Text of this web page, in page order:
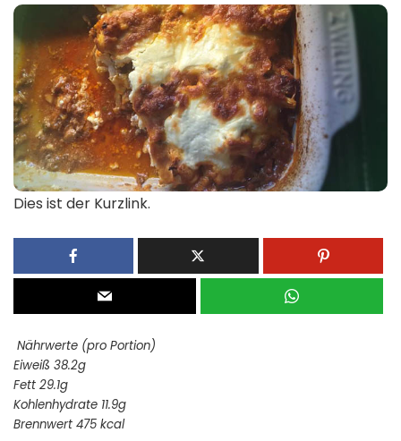
Dies ist der Kurzlink.
Nährwerte (pro Portion)
Eiweiß 38.2g
Fett 29.1g
Kohlenhydrate 11.9g
Brennwert 475 kcal